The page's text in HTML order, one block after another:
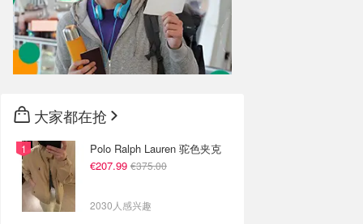
大家都在抢
Polo Ralph Lauren 驼色夹克
€207.99 €375.00
2030人感兴趣